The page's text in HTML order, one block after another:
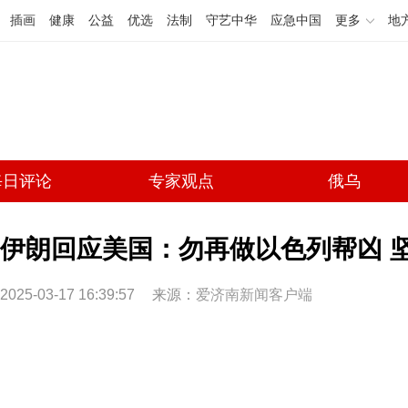
插画 健康 公益 优选 法制 守艺中华 应急中国 更多 地
评论 专家观点 俄乌
伊朗回应美国：勿再做以色列帮凶
2025-03-17 16:39:57 来源： 爱济南新闻客户端